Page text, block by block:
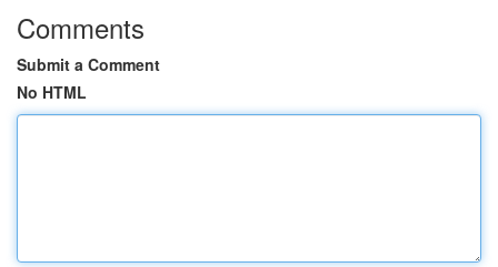
Comments
Submit a Comment
No HTML